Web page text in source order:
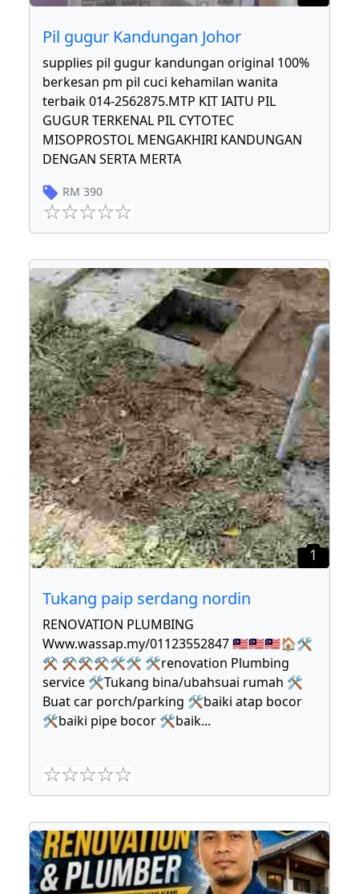
Pil gugur Kandungan Johor
supplies pil gugur kandungan original 100%
berkesan pm pil cuci kehamilan wanita
terbaik 014-2562875.MTP KIT IAITU PIL
GUGUR TERKENAL PIL CYTOTEC
MISOPROSTOL MENGAKHIRI KANDUNGAN
DENGAN SERTA MERTA
RM 390
1
Tukang paip serdang nordin
RENOVATION PLUMBING
Www.wassap.my/01123552847 🇲🇾🇲🇾🇲🇾🏠🛠
⚒ ⚒⚒⚒🛠🛠 🛠renovation Plumbing
service 🛠Tukang bina/ubahsuai rumah 🛠
Buat car porch/parking 🛠baiki atap bocor
🛠baiki pipe bocor 🛠baik...